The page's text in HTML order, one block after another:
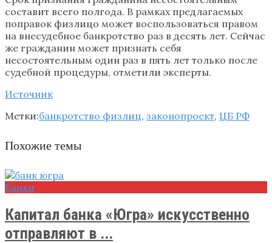
составит всего полгода. В рамках предлагаемых
поправок физлицо может воспользоваться правом
на внесудебное банкротство раз в десять лет. Сейчас
же гражданин может признать себя
несостоятельным один раз в пять лет только после
судебной процедуры, отметили эксперты.
Источник
Метки:банкротство физлиц, законопроект, ЦБ РФ
Похожие темы
Банки
Капитал банка «Югра» искусственно
отправляют в ...